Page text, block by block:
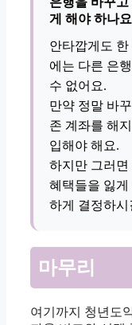
게 해야 하나
안타깝게도
에는 다른 은
수 없어요.
만약 정말 바
존 계좌를 해
입해야 해요.
하지만 그러면
혜택들을 잃게
하게 결정하시
마무리
여기까지 청년도